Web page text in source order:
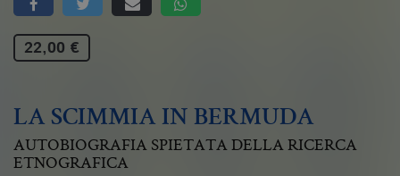
22,00 €
LA SCIMMIA IN BERMUDA
AUTOBIOGRAFIA SPIETATA DELLA RICERCA
ETNOGRAFICA